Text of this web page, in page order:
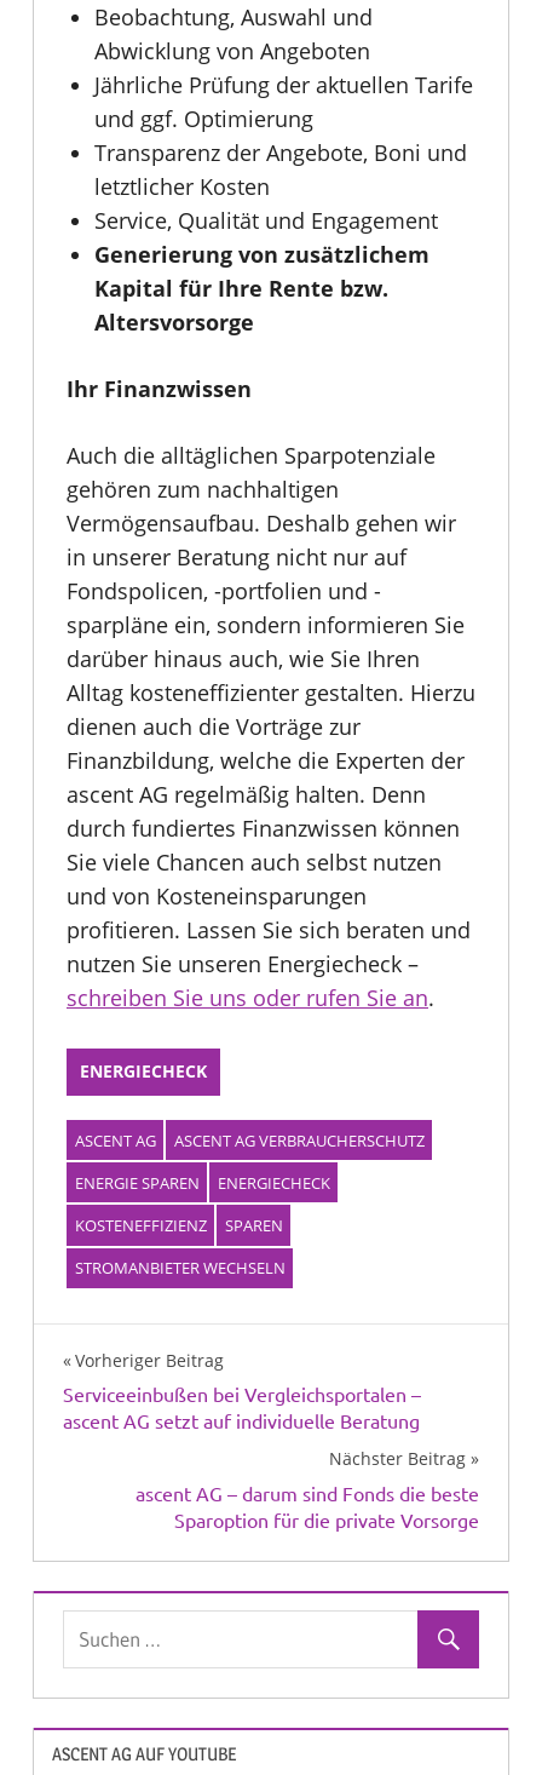
Beobachtung, Auswahl und
Abwicklung von Angeboten
Jährliche Prüfung der aktuellen Tarife
und ggf. Optimierung
Transparenz der Angebote, Boni und
letztlicher Kosten
Service, Qualität und Engagement
Generierung von zusätzlichem
Kapital für Ihre Rente bzw.
Altersvorsorge
Ihr Finanzwissen
Auch die alltäglichen Sparpotenziale
gehören zum nachhaltigen
Vermögensaufbau. Deshalb gehen wir
in unserer Beratung nicht nur auf
Fondspolicen, -portfolien und -
sparpläne ein, sondern informieren Sie
darüber hinaus auch, wie Sie Ihren
Alltag kosteneffizienter gestalten. Hierzu
dienen auch die Vorträge zur
Finanzbildung, welche die Experten der
ascent AG regelmäßig halten. Denn
durch fundiertes Finanzwissen können
Sie viele Chancen auch selbst nutzen
und von Kosteneinsparungen
profitieren. Lassen Sie sich beraten und
nutzen Sie unseren Energiecheck –
schreiben Sie uns oder rufen Sie an.
ENERGIECHECK
ASCENT AG
ASCENT AG VERBRAUCHERSCHUTZ
ENERGIE SPAREN
ENERGIECHECK
KOSTENEFFIZIENZ
SPAREN
STROMANBIETER WECHSELN
Beitragsnavigation
Vorheriger Beitrag
Serviceeinbußen bei Vergleichsportalen –
ascent AG setzt auf individuelle Beratung
Nächster Beitrag
ascent AG – darum sind Fonds die beste
Sparoption für die private Vorsorge
ASCENT AG AUF YOUTUBE